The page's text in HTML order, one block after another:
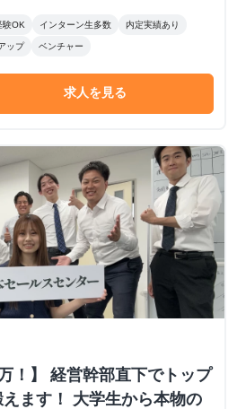
験OK インターン生多数 内定実績あり
ップ ベンチャー
求人を見る
！】 経営幹部直下でトップ
ます！ 大学生から本物の